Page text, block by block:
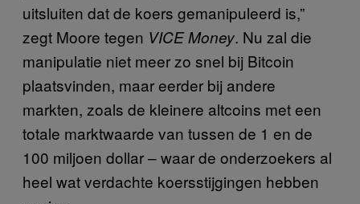
uitsluiten dat de koers gemanipuleerd is,”
zegt Moore tegen VICE Money. Nu zal die
manipulatie niet meer zo snel bij Bitcoin
plaatsvinden, maar eerder bij andere
markten, zoals de kleinere altcoins met een
totale marktwaarde van tussen de 1 en de
100 miljoen dollar – waar de onderzoekers al
heel wat verdachte koersstijgingen hebben